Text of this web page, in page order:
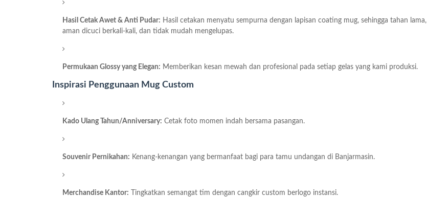
Hasil Cetak Awet & Anti Pudar: Hasil cetakan menyatu sempurna dengan lapisan coating mug, sehingga tahan lama,
aman dicuci berkali-kali, dan tidak mudah mengelupas.
Permukaan Glossy yang Elegan: Memberikan kesan mewah dan profesional pada setiap gelas yang kami produksi.
Inspirasi Penggunaan Mug Custom
Kado Ulang Tahun/Anniversary: Cetak foto momen indah bersama pasangan.
Souvenir Pernikahan: Kenang-kenangan yang bermanfaat bagi para tamu undangan di Banjarmasin.
Merchandise Kantor: Tingkatkan semangat tim dengan cangkir custom berlogo instansi.